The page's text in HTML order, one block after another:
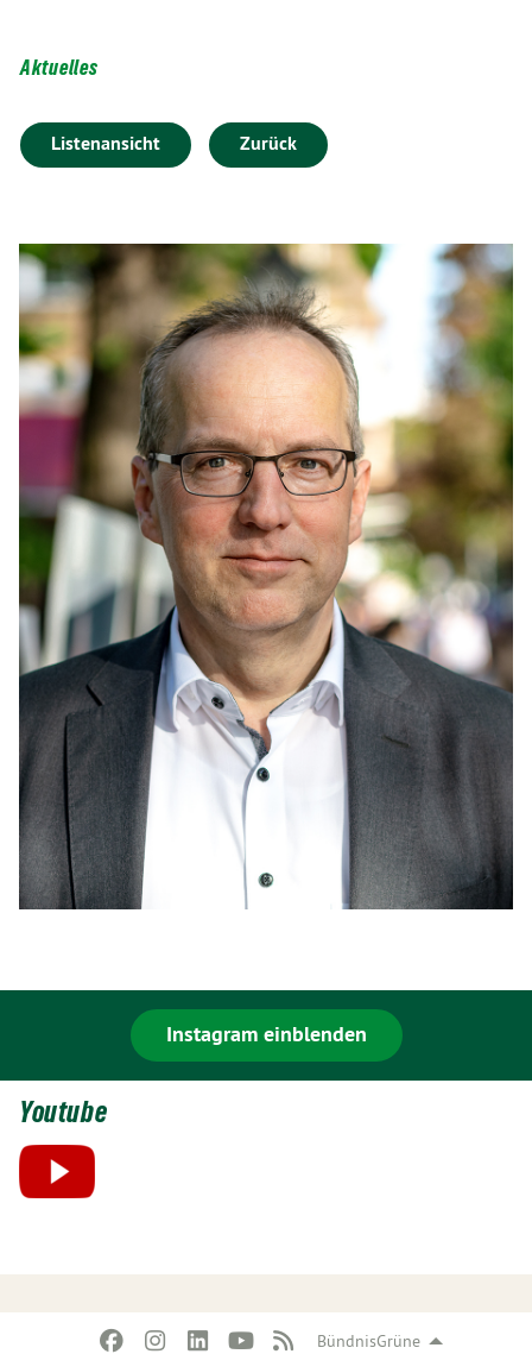
BündnisGrüne
Aktuelles
Listenansicht Zurück
Instagram einblenden
Youtube